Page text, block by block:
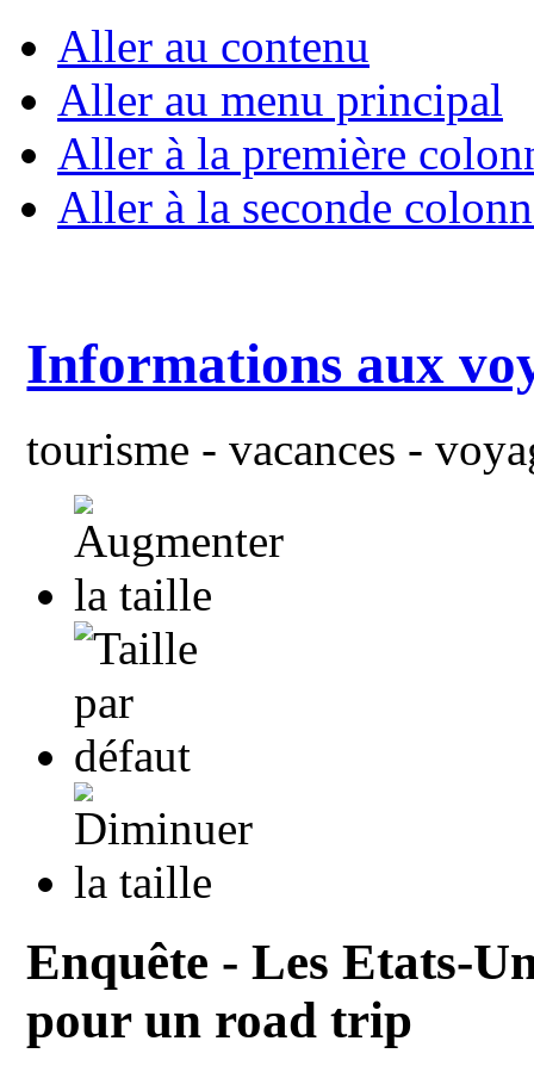
Aller au contenu
Aller au menu principal
Aller à la première
Aller à la seconde
Informations aux
tourisme - vacances -
Enquête - Les Etats-
pour un road trip